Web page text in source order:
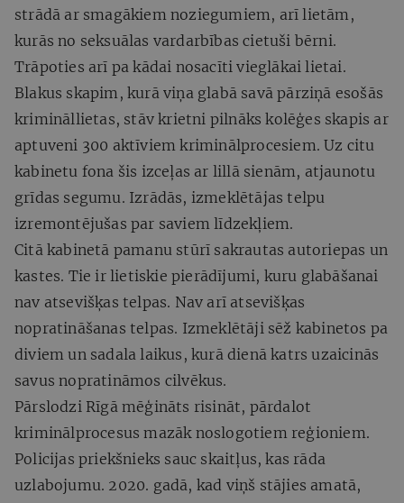
strādā ar smagākiem noziegumiem, arī lietām,
kurās no seksuālas vardarbības cietuši bērni.
Trāpoties arī pa kādai nosacīti vieglākai lietai.
Blakus skapim, kurā viņa glabā savā pārziņā esošās
krimināllietas, stāv krietni pilnāks kolēģes skapis ar
aptuveni 300 aktīviem kriminālprocesiem. Uz citu
kabinetu fona šis izceļas ar lillā sienām, atjaunotu
grīdas segumu. Izrādās, izmeklētājas telpu
izremontējušas par saviem līdzekļiem.
Citā kabinetā pamanu stūrī sakrautas autoriepas un
kastes. Tie ir lietiskie pierādījumi, kuru glabāšanai
nav atsevišķas telpas. Nav arī atsevišķas
nopratināšanas telpas. Izmeklētāji sēž kabinetos pa
diviem un sadala laikus, kurā dienā katrs uzaicinās
savus nopratināmos cilvēkus.
Pārslodzi Rīgā mēģināts risināt, pārdalot
kriminālprocesus mazāk noslogotiem reģioniem.
Policijas priekšnieks sauc skaitļus, kas rāda
uzlabojumu. 2020. gadā, kad viņš stājies amatā,